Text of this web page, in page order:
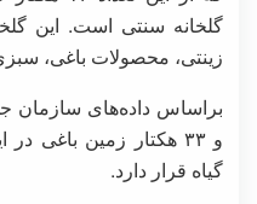
گلخانه سنتی است. این
زینتی، ‌محصولات باغی،
براساس داده‌های سازمان
و ۳۳ هکتار زمین باغی
گیاه قرار دارد.